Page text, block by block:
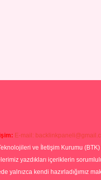
E-mail:
ve İletişim Kurumu
yazdıkları içeriklerin
yalnızca kendi